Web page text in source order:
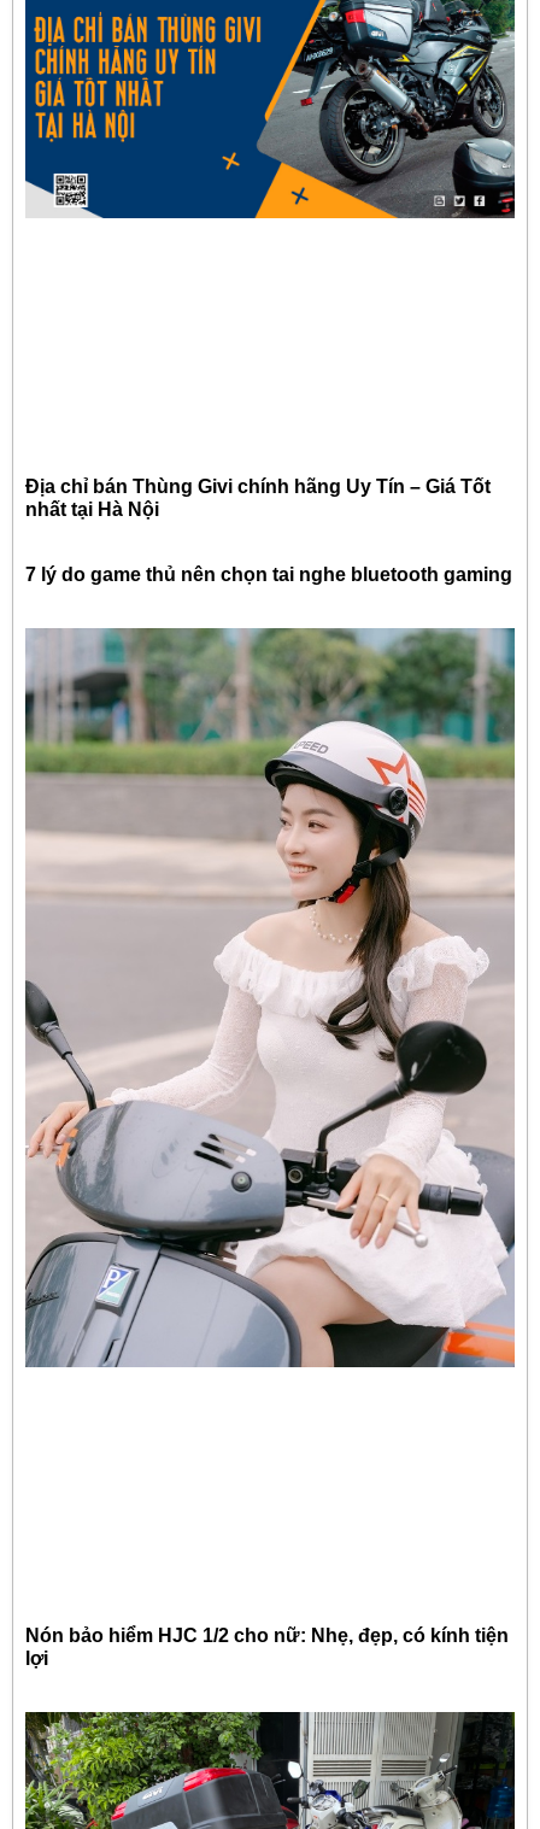
Địa chỉ bán Thùng Givi chính hãng Uy Tín – Giá Tốt
nhất tại Hà Nội
7 lý do game thủ nên chọn tai nghe bluetooth gaming
Nón bảo hiểm HJC 1/2 cho nữ: Nhẹ, đẹp, có kính tiện
lợi